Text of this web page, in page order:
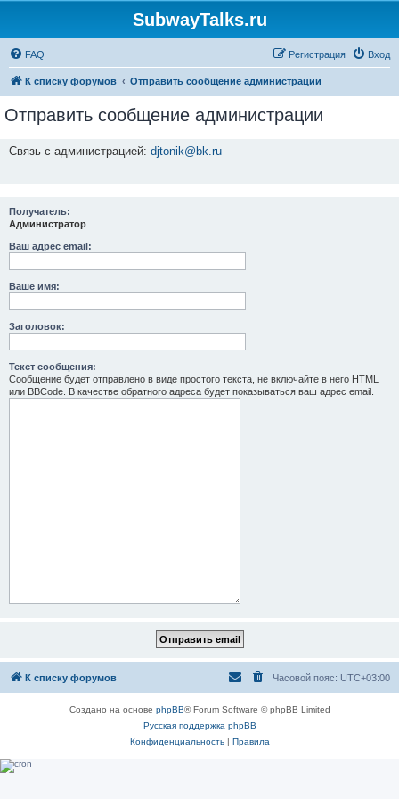
SubwayTalks.ru
FAQ Вход
Регистрация
К списку форумов Отправить сообщение администрации
Отправить сообщение администрации
Связь с администрацией: djtonik@bk.ru
Получатель:
Администратор
Ваш адрес email:
Ваше имя:
Заголовок:
Текст сообщения:
Сообщение будет отправлено в виде простого текста, не включайте в него HTML
или BBCode. В качестве обратного адреса будет показываться ваш адрес email.
К списку форумов Часовой пояс: UTC+03:00
Создано на основе phpBB® Forum Software © phpBB Limited
Русская поддержка phpBB
Конфиденциальность| Правила